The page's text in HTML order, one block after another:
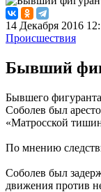
14 Декабря 2016
Происшествия
Бывший
Бывшего
Соболев был
«Матросской
По мнению
Соболев был
движения против